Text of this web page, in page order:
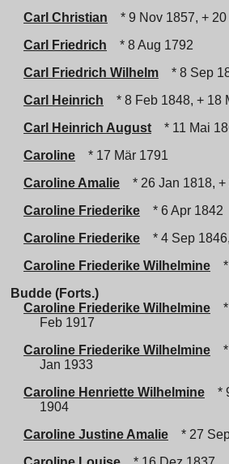
Carl Christian
* 9 Nov 1857, +
Carl Friedrich
* 8 Aug 1792
Carl Friedrich Wilhelm
* 8 Sep
Carl Heinrich
* 8 Feb 1848, + 18
Carl Heinrich August
* 11 Mai
Caroline
* 17 Mär 1791
Caroline Amalie
* 26 Jan 1818,
Caroline Friederike
* 6 Apr 1842
Caroline Friederike
* 4 Sep
Caroline Friederike Wilhelmine
Budde (Forts.)
Caroline Friederike Wilhelmine
Feb 1917
Caroline Friederike Wilhelmine
Jan 1933
Caroline Henriette Wilhelmine
*
1904
Caroline Justine Amalie
* 27